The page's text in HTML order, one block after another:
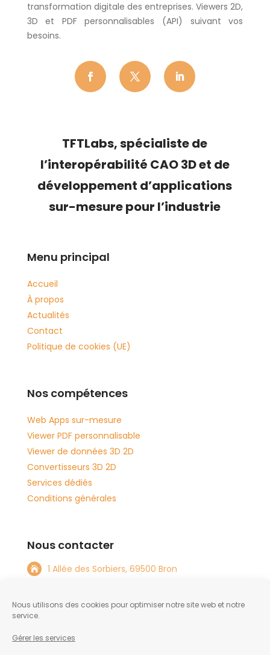
Nous utilisons des cookies pour optimiser notre site web et notre
service.
Gérer les services
transformation digitale des entreprises. Viewers 2D,
3D et PDF personnalisables (API) suivant vos
besoins.
TFTLabs, spécialiste de
l’interopérabilité CAO 3Det de
développement d’applications
sur-mesure pour l’industrie
Menu principal
Accueil
À propos
Actualités
Contact
Politique de cookies (UE)
Nos compétences
Web Apps sur-mesure
Viewer PDF personnalisable
Viewer de données 3D 2D
Convertisseurs 3D 2D
Services dédiés
Conditions générales
Nous contacter
 1 Allée des Sorbiers, 69500 Bron
 info@tftlabs.com